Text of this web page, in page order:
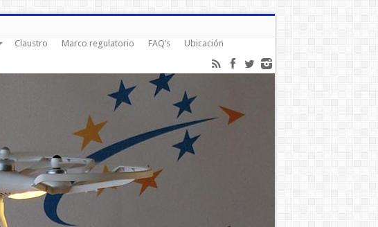
Claustro Marco regulatorio FAQ’s Ubicación